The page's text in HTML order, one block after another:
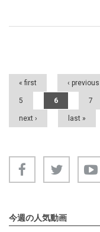
« first ‹ previous
5 6 7
next › last »
今週の人気動画